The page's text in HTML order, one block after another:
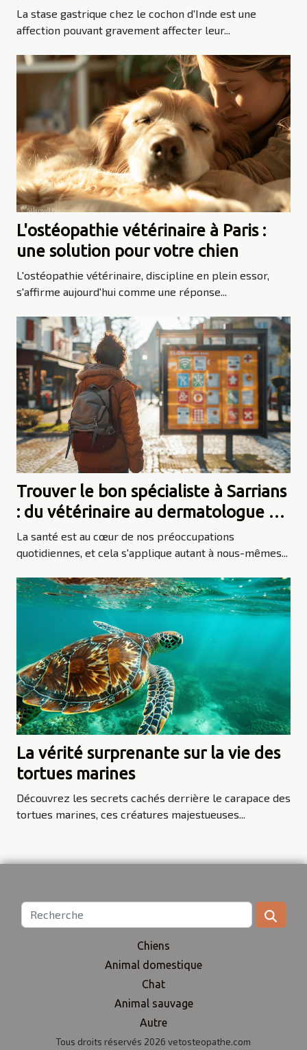
symptômes, causes et prévention
La stase gastrique chez le cochon d'Inde est une
affection pouvant gravement affecter leur...
L'ostéopathie vétérinaire à Paris :
une solution pour votre chien
L'ostéopathie vétérinaire, discipline en plein essor,
s'affirme aujourd'hui comme une réponse...
Trouver le bon spécialiste à Sarrians
: du vétérinaire au dermatologue en
passant par l'ostéopathe
La santé est au cœur de nos préoccupations
quotidiennes, et cela s'applique autant à nous-mêmes...
La vérité surprenante sur la vie des
tortues marines
Découvrez les secrets cachés derrière le carapace des
tortues marines, ces créatures majestueuses...
Chiens
Animal domestique
Chat
Animal sauvage
Autre
Tous droits réservés 2026 vetosteopathe.com